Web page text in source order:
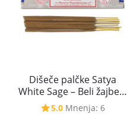
Dišeče palčke Satya
White Sage – Beli žajbelj,
15 g
5.0 Mnenja: 6